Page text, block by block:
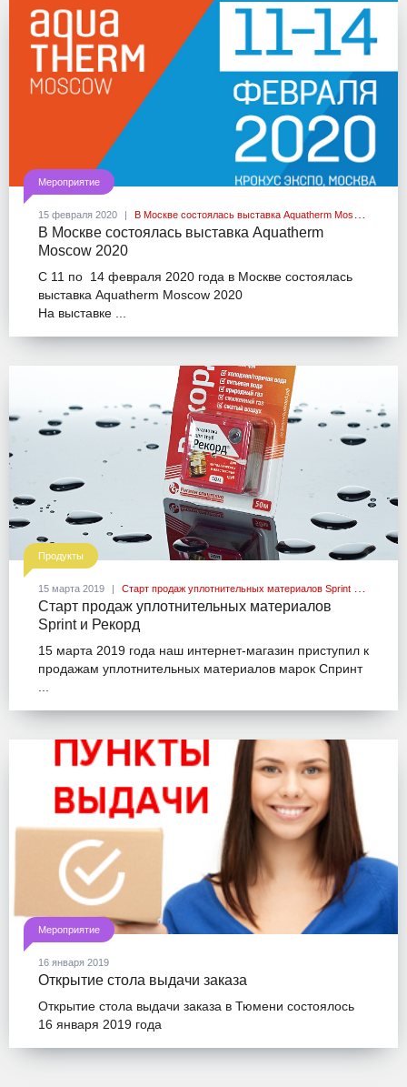
Мероприятие
15 февраля 2020 В Москве состоялась выставка Aquatherm Moscow 2020
В Москве состоялась выставка Aquatherm
Moscow 2020
С 11 по 14 февраля 2020 года в Москве состоялась
выставка Aquatherm Moscow 2020
На выставке ...
Продукты
15 марта 2019 Старт продаж уплотнительных материалов Sprint и Рекорд
Старт продаж уплотнительных материалов
Sprint и Рекорд
15 марта 2019 года наш интернет-магазин приступил к
продажам уплотнительных материалов марок Спринт
Мероприятие
16 января 2019
Открытие стола выдачи заказа
Открытие стола выдачи заказа в Тюмени состоялось
16 января 2019 года